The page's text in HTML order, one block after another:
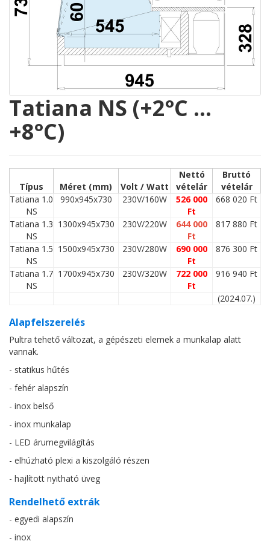
Tatiana NS (+2°C …
+8°C)
Típus Méret (mm) Volt / Watt
Nettó
vételár
Bruttó
vételár
Tatiana 1.0
NS
990x945x730 230V/160W
526 000
Ft
668 020 Ft
Tatiana 1.3
NS
1300x945x730 230V/220W
644 000
Ft
817 880 Ft
Tatiana 1.5
NS
1500x945x730 230V/280W
690 000
Ft
876 300 Ft
Tatiana 1.7
NS
1700x945x730 230V/320W
722 000
Ft
916 940 Ft
(2024.07.)
Alapfelszerelés
Pultra tehető változat, a gépészeti elemek a munkalap alatt
vannak.
- statikus hűtés
- fehér alapszín
- inox belső
- inox munkalap
- LED árumegvilágítás
- elhúzható plexi a kiszolgáló részen
- hajlított nyitható üveg
Rendelhető extrák
- egyedi alapszín
- inox